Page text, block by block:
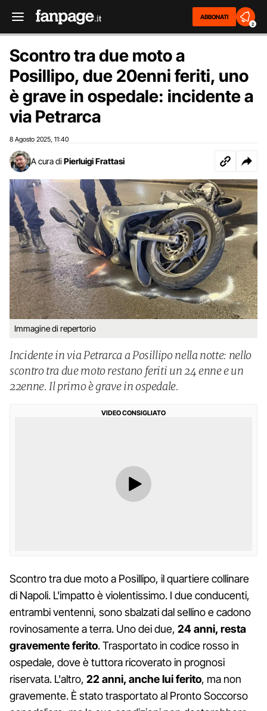
ABBONATI
2
Scontro tra due moto a
Posillipo, due 20enni feriti, uno
è grave in ospedale: incidente a
via Petrarca
8 Agosto 2025 11:40
A cura di Pierluigi Frattasi
Immagine di repertorio
Incidente in via Petrarca a Posillipo nella notte: nello
scontro tra due moto restano feriti un 24 enne e un
22enne. Il primo è grave in ospedale.
VIDEO CONSIGLIATO
Scontro tra due moto a Posillipo, il quartiere collinare
di Napoli. L'impatto è violentissimo. I due conducenti,
entrambi ventenni, sono sbalzati dal sellino e cadono
rovinosamente a terra. Uno dei due, 24 anni, resta
gravemente ferito. Trasportato in codice rosso in
ospedale, dove è tuttora ricoverato in prognosi
riservata. L'altro, 22 anni, anche lui ferito, ma non
gravemente. È stato trasportato al Pronto Soccorso